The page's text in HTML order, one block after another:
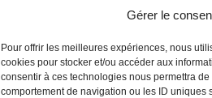
Gérer le
Pour offrir les meilleures expériences, nous
cookies pour stocker et/ou accéder aux
consentir à ces technologies nous permettra
comportement de navigation ou les ID uniques